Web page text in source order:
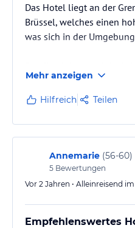
Das Hotel liegt an der
Brüssel, welches einen
was sich in der
15:00. Das Personal
nicht vorab zuschauen
Das Gebäck konnte bis
werden.
Entsprechend bildete
Inn Reihe mit einer
Mehr anzeigen
Hilfreich Teilen
Annemarie (56-60)
5 Bewertungen
Vor 2 Jahren • Alleinreisend
Empfehlenswertes